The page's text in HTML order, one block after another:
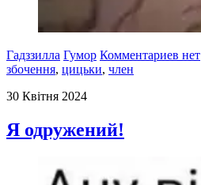
Гадззилла Гумор Комментариев нет
збочення, цицьки, член
30 Квітня 2024
Я одружений!